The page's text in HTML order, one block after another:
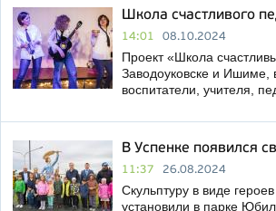
Школа счастливого
14:01 08.10.2024
Проект «Школа
Заводоуковске и Ишиме,
воспитатели, учителя,
В Успенке появился
11:37 26.08.2024
Скульптуру в виде
установили в парке